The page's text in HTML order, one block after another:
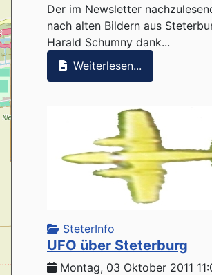
Der im Newsletter
nach alten Bildern aus
Harald Schumny dank...
Weiterlesen...
SteterInfo
UFO über Steterburg
Montag, 03 Oktober 2011